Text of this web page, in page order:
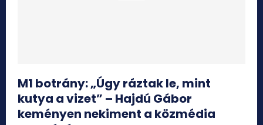
M1 botrány: „Úgy ráztak le, mint
kutya a vizet” – Hajdú Gábor
keményen nekiment a közmédia